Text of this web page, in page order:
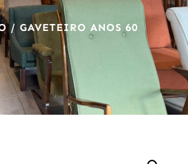
/ GAVETEIRO ANOS 60